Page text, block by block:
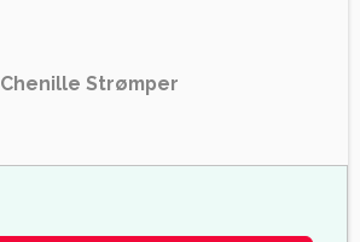
Strømper